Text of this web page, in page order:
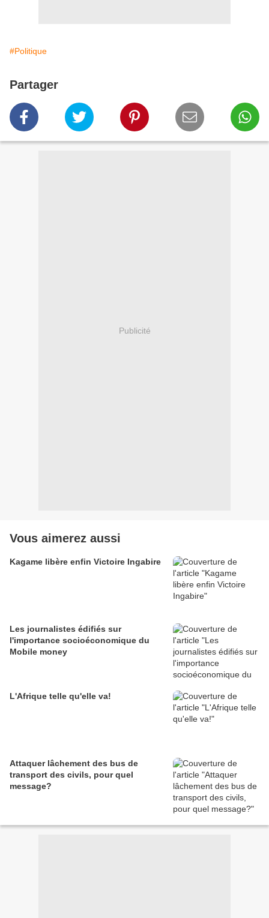
#Politique
Partager
Publicité
Vous aimerez aussi
Kagame libère enfin Victoire Ingabire
Les journalistes édifiés sur
l'importance socioéconomique du
Mobile money
L'Afrique telle qu'elle va!
Attaquer lâchement des bus de
transport des civils, pour quel
message?